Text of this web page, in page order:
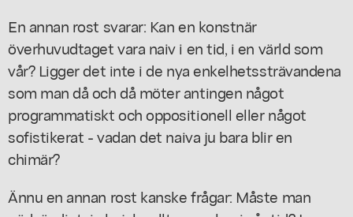
En annan rost svarar: Kan en konstnär
överhuvudtaget vara naiv i en tid, i en värld som
vår? Ligger det inte i de nya enkelhetssträvandena
som man då och då möter antingen något
programmatiskt och oppositionell eller något
sofistikerat - vadan det naiva ju bara blir en
chimär?
Ännu en annan rost kanske frågar: Måste man